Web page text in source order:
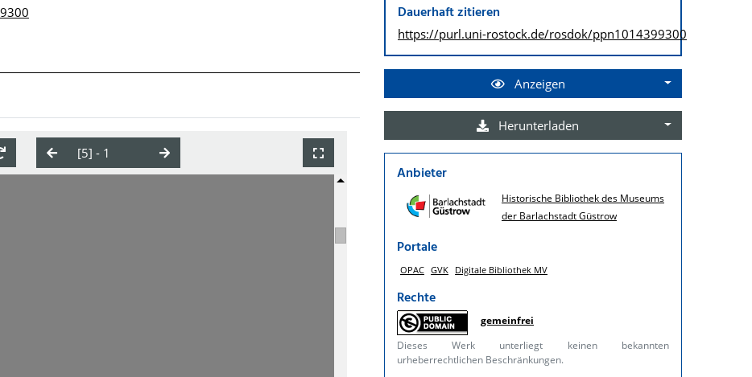
Dauerhaft zitieren
https://purl.uni-rostock.de/rosdok/ppn1014399300
Anzeigen
Herunterladen
Anbieter
Historische Bibliothek des Museums
der Barlachstadt Güstrow
Portale
OPAC GVK Digitale Bibliothek MV
Rechte
gemeinfrei
Dieses Werk unterliegt keinen bekannten
urheberrechtlichen Beschränkungen.